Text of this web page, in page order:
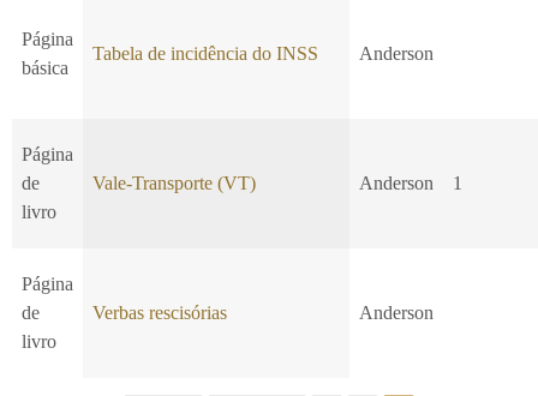
Página
básica
Tabela de incidência do INSS Anderson
Página
de
livro
Vale-Transporte (VT) Anderson 1
Página
de
livro
Verbas rescisórias Anderson